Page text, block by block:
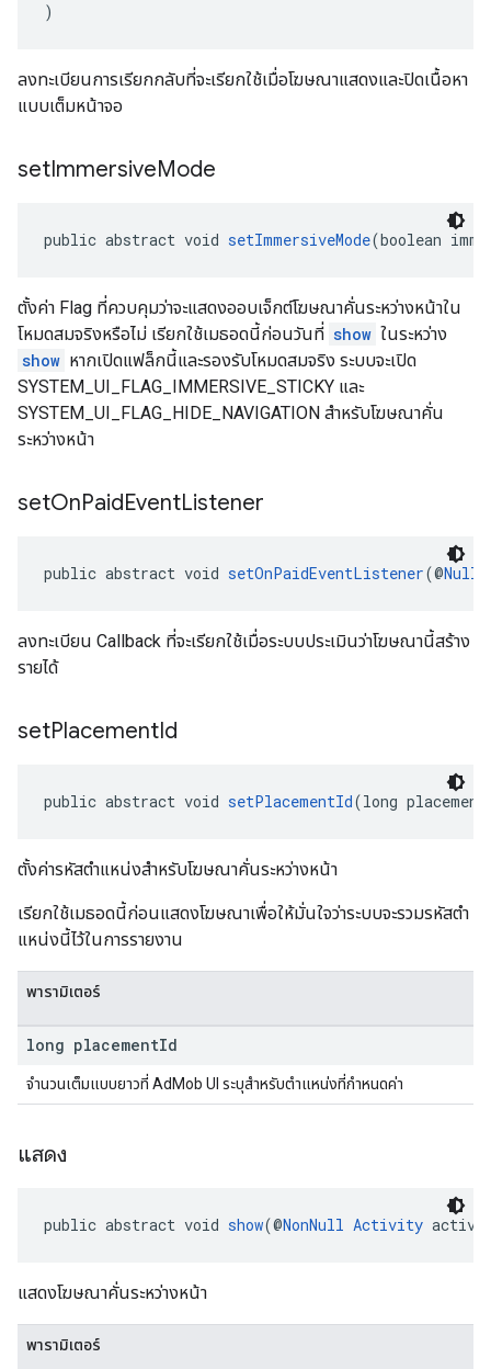
)
ลงทะเบียนการเรียกกลับที่จะเรียกใช้เมื่อโฆษณาแสดงและปิดเนื้อหา
แบบเต็มหน้าจอ
setImmersiveMode
public abstract void setImmersiveMode(boolean
ตั้งค่า Flag ที่ควบคุมว่าจะแสดงออบเจ็กต์โฆษณาคั่นระหว่างหน้าใน
โหมดสมจริงหรือไม่ เรียกใช้เมธอดนี้ก่อนวันที่ show ในระหว่าง
show หากเปิดแฟล็กนี้และรองรับโหมดสมจริง ระบบจะเปิด
SYSTEM_UI_FLAG_IMMERSIVE_STICKY และ
SYSTEM_UI_FLAG_HIDE_NAVIGATION สำหรับโฆษณาคั่น
ระหว่างหน้า
setOnPaidEventListener
public abstract void setOnPaidEventListener(@
ลงทะเบียน Callback ที่จะเรียกใช้เมื่อระบบประเมินว่าโฆษณานี้สร้าง
รายได้
setPlacementId
public abstract void setPlacementId(long
ตั้งค่ารหัสตําแหน่งสําหรับโฆษณาคั่นระหว่างหน้า
เรียกใช้เมธอดนี้ก่อนแสดงโฆษณาเพื่อให้มั่นใจว่าระบบจะรวมรหัสตํา
แหน่งนี้ไว้ในการรายงาน
พารามิเตอร์
long placementId
จำนวนเต็มแบบยาวที่ AdMob UI ระบุสำหรับตําแหน่งที่กําหนดค่า
แสดง
public abstract void show(@NonNull Activity
แสดงโฆษณาคั่นระหว่างหน้า
พารามิเตอร์